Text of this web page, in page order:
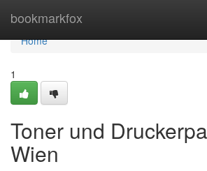
bookmarkfox
Home
Home
1
Toner und
Wien